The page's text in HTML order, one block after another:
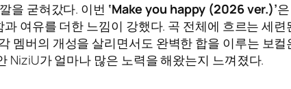
을 굳혀갔다. 이번 ‘Make you happy (2026 ver.)’
여유를 더한 느낌이 강했다. 곡 전체에 흐르는 세련
멤버의 개성을 살리면서도 완벽한 합을 이루는 보컬
NiziU가 얼마나 많은 노력을 해왔는지 느껴졌다.